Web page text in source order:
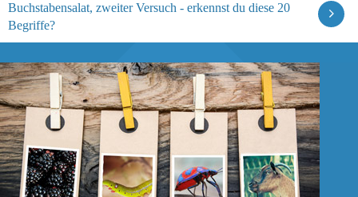
Buchstabensalat, zweiter Versuch - erkennst du diese 20
Begriffe?